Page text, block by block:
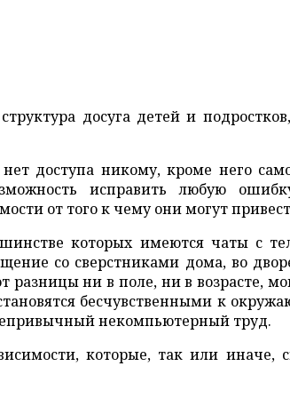
досуга детей и
доступа никому, кроме него
исправить любую
от того к чему они могут
которых имеются чаты с
со сверстниками дома, во
ни в поле, ни в возрасте,
бесчувственными к
некомпьютерный труд.
которые, так или иначе,